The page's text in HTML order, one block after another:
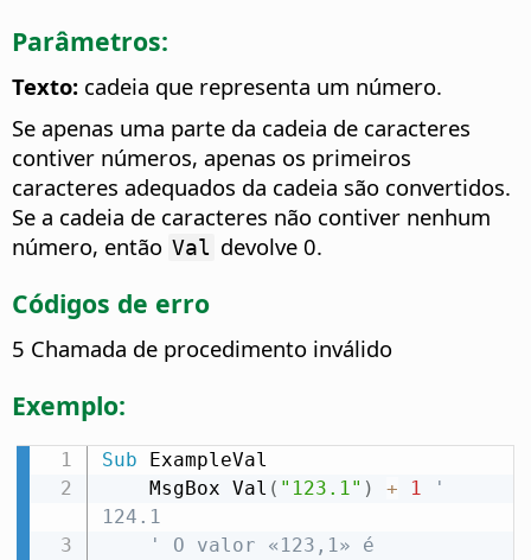
Parâmetros:
Texto: cadeia que representa um número.
Se apenas uma parte da cadeia de caracteres
contiver números, apenas os primeiros
caracteres adequados da cadeia são convertidos.
Se a cadeia de caracteres não contiver nenhum
número, então Val devolve 0.
Códigos de erro
5 Chamada de procedimento inválido
Exemplo:
Sub ExampleVal
    MsgBox Val
( "123.1" ) + 1
'
124.1
' O valor «123,1» é